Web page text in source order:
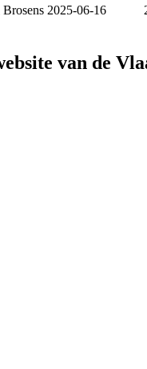
2025-06-16
van de